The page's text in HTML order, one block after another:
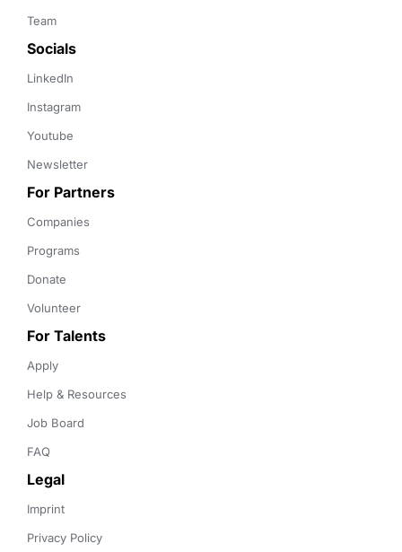
Team
Socials
LinkedIn
Instagram
Youtube
Newsletter
For Partners
Companies
Programs
Donate
Volunteer
For Talents
Apply
Help & Resources
Job Board
FAQ
Legal
Imprint
Privacy Policy